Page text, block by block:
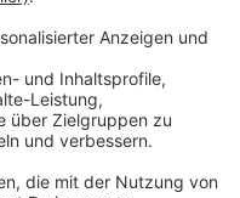
an, für Dienstag
ambulanten und